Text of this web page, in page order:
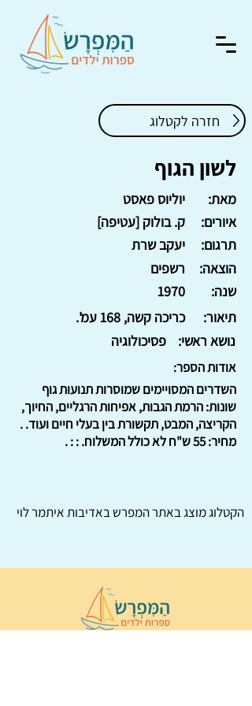
חזרה לקטלוג
לשון הגוף
יוליוס פאסט
מאת:
ק. בולוק [עטיפה]
איורים:
יעקב שרת
תרגום:
רשפים
הוצאה:
1970
שנה:
כריכה קשה, 168 עמ'.
תיאור:
פסיכולוגיה
נושא ראשי:
אודות הספר:
השדרים המסויימים שמוסרות תנועות גוף
שונות: הרמת הגבות, אפיחות הרגליים, החיוך,
הקריצה, המבט, תקשורת בין בעלי חיים ועוד. .
מחיר: 55 ש"ח לא כולל המשלוח. : : .
הקטלוג מוצג באתרהמפרשבאדיבות איתמר לוי